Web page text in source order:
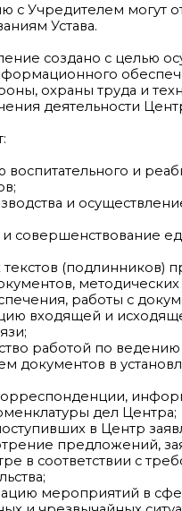
с Учредителем могут
Устава.
создано с целью
охраны труда и
деятельности
и
и
совершенствование
(подлинников)
работы с
входящей и
работой по
документов в
дел Центра;
в Центр
предложений,
в соответствии с
мероприятий в